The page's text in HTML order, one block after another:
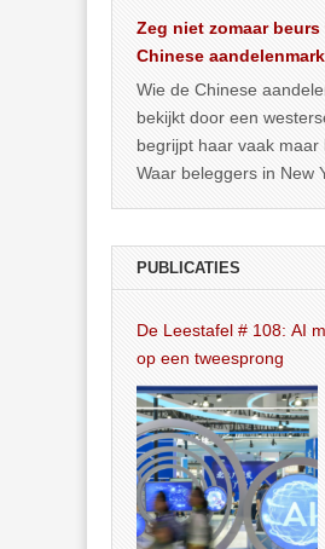
Zeg niet zomaar
Chinese
Wie de Chinese
bekijkt door een
begrijpt haar vaak maar
Waar beleggers in New
PUBLICATIES
De Leestafel # 108: AI mondiaal
op een tweesprong